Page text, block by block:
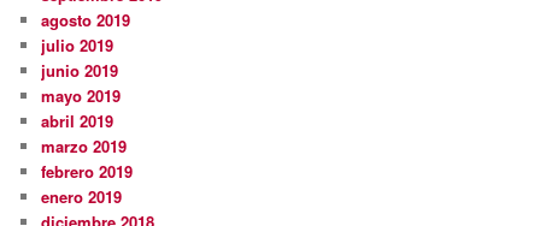
agosto 2019
julio 2019
junio 2019
mayo 2019
abril 2019
marzo 2019
febrero 2019
enero 2019